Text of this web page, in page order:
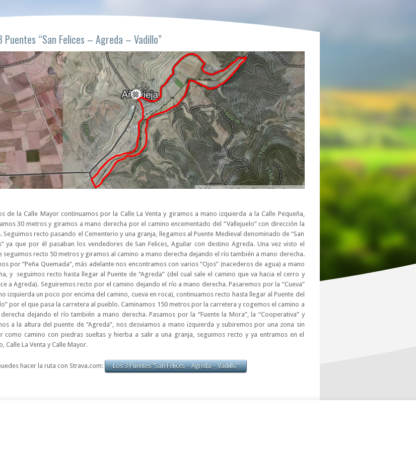
Puentes “San Felices – Agreda – Vadillo”
de la Calle Mayor continuamos por la Calle La Venta y giramos a mano izquierda a la Calle Pequeña,
30 metros y giramos a mano derecha por el camino encementado del “Vallejuelo” con dirección la
Seguimos recto pasando el Cementerio y una granja, llegamos al Puente Medieval denominado de “San
ya que por él pasaban los vendedores de San Felices, Aguilar con destino Agreda. Una vez visto el
seguimos recto 50 metros y giramos al camino a mano derecha dejando el río también a mano derecha.
por “Peña Quemada”, más adelante nos encontramos con varios “Ojos” (nacederos de agua) a mano
y seguimos recto hasta llegar al Puente de “Agreda” (del cual sale el camino que va hacia el cerro y
a Agreda). Seguiremos recto por el camino dejando el río a mano derecha. Pasaremos por la “Cueva”
izquierda un poco por encima del camino, cueva en roca), continuamos recto hasta llegar al Puente del
por el que pasa la carretera al pueblo. Caminamos 150 metros por la carretera y cogemos el camino a
dejando el río también a mano derecha. Pasamos por la “Fuente la Mora”, la “Cooperativa” y
a la altura del puente de “Agreda”, nos desviamos a mano izquierda y subiremos por una zona sin
como camino con piedras sueltas y hierba a salir a una granja, seguimos recto y ya entramos en el
Calle La Venta y Calle Mayor.
hacer la ruta con Strava.com: Los 3 Puentes “San Felices – Agreda – Vadillo”